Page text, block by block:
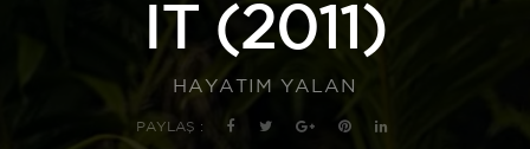
IT (2011)
HAYATIM YALAN
PAYLAŞ :